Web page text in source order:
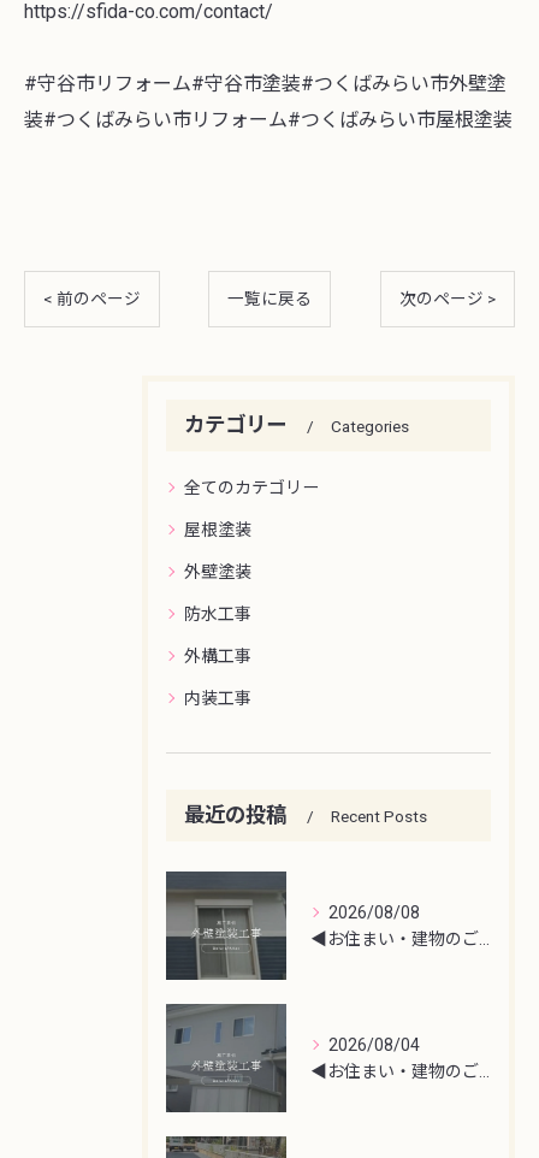
https://sfida-co.com/contact/
#守谷市リフォーム#守谷市塗装#つくばみらい市外壁塗
装#つくばみらい市リフォーム#つくばみらい市屋根塗装
< 前のページ 一覧に戻る 次のページ >
カテゴリー Categories
全てのカテゴリー
屋根塗装
外壁塗装
防水工事
外構工事
内装工事
最近の投稿 Recent Posts
2026/08/08
2026/08/04